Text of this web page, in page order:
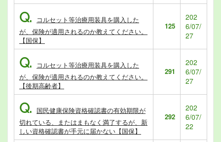
Q.
コルセット等治療用装具を購入した
が、保険が適用されるのか教えてください。
【国保】
125
202
6/07/
27
Q.
コルセット等治療用装具を購入した
が、保険が適用されるのか教えてください。
【後期高齢者】
291
202
6/07/
27
Q. 国民健康保険資格確認書の有効期限が
切れている、またはまもなく満了するが、新
しい資格確認書が手元に届かない【国保】
292
202
6/07/
22